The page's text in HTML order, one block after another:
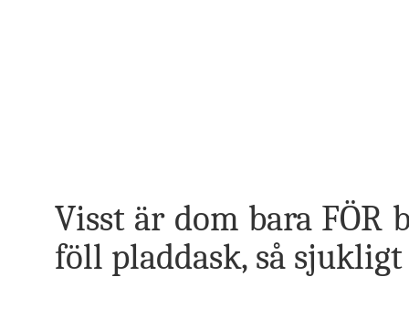
Visst är dom bara FÖR
föll pladdask, så